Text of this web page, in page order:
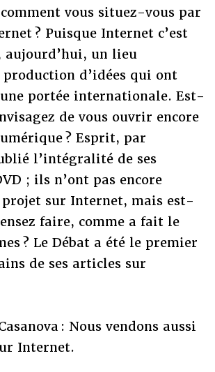
vous situez-vous par
? Puisque Internet c’est
aujourd’hui, un lieu
d’idées qui ont
portée internationale. Est-
de vous ouvrir encore
? Esprit, par
l’intégralité de ses
; ils n’ont pas encore
projet sur Internet, mais est-
faire, comme a fait le
? Le Débat a été le premier
de ses articles sur
: Nous vendons aussi
Internet.